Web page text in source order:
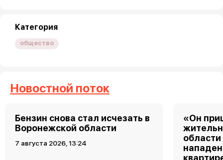
Категория
общество
Новостной поток
Бензин снова стал исчезать в
Воронежской области
7 августа 2026, 13:24
«Он